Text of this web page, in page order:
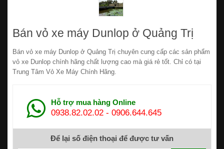
Bán vỏ xe máy Dunlop ở Quảng Trị
Bán vỏ xe máy Dunlop ở Quảng Trị chuyên cung cấp các sản phẩm
vỏ xe Dunlop chính hãng chất lượng cao mà giá rẻ tốt. Chỉ có tại
Trung Tâm Vỏ Xe Máy Chính Hãng.
Hỗ trợ mua hàng Online
0938.82.02.02 - 0906.644.645
Để lại số điện thoại để được tư vấn